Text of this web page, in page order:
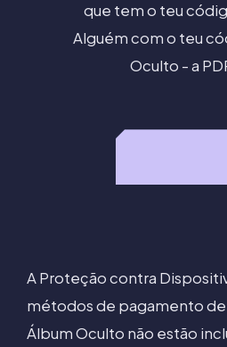
que tem o teu
Alguém com o teu
Oculto - a
A Proteção contra
métodos de pagamento
Álbum Oculto não estão